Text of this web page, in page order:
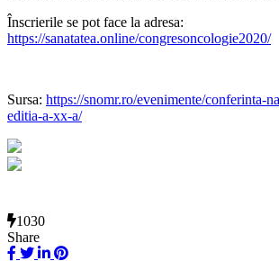
Înscrierile se pot face la adresa:
https://sanatatea.online/congresoncologie2020/
Sursa: https://snomr.ro/evenimente/conferinta-
editia-a-xx-a/
1030
Share